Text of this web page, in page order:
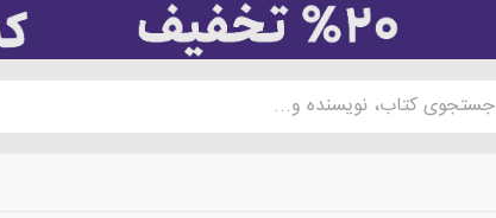
جستجوی کتاب، نویسنده و...